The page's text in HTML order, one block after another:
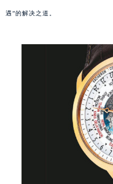
遇”的解决之道。